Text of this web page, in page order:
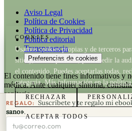
Aviso Legal
Política de Cookies
Política de Privacidad
Política editorial
Transparencia
Preferencias de cookies
El contenido tiene fines informativos y
médica. Ante cualquier síntoma,
sanitario.
La Dra. Odile Fernández es fundadora
artículo recomienda un producto de
consulta nuestrapolítica de transparencia
COOKIES
Usamos cookies propias y de terceros
sitio y, con tu permiso, para medir la
el contenido. Puedes aceptarlas todas,
categoría. Más información en lapolítica
RECHAZAR
ACEPTAR TODOS
REGALO: Suscríbete y te regalo mi
sano».
Tu correo electrónico